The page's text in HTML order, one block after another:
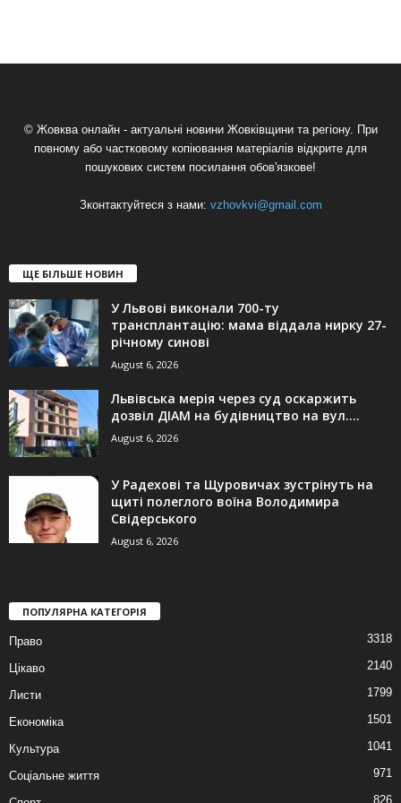
© Жовква онлайн - актуальні новини Жовківщини та регіону. При
повному або частковому копіювання матеріалів відкрите для
пошукових систем посилання обов'язкове!
Зконтактуйтеся з нами: vzhovkvi@gmail.com
ЩЕ БІЛЬШЕ НОВИН
У Львові виконали 700-ту
трансплантацію: мама віддала нирку 27-
річному синові
August 6, 2026
Львівська мерія через суд оскаржить
дозвіл ДІАМ на будівництво на вул....
August 6, 2026
У Радехові та Щуровичах зустрінуть на
щиті полеглого воїна Володимира
Свідерського
August 6, 2026
ПОПУЛЯРНА КАТЕГОРІЯ
Право 3318
Цікаво 2140
Листи 1799
Економіка 1501
Культура 1041
Соціальне життя 971
826